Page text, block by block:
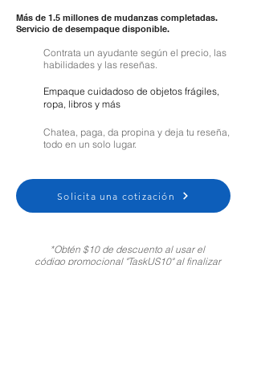
Más de 1.5 millones de mudanzas completadas.
Servicio de desempaque disponible.
Contrata un ayudante según el precio, las
habilidades y las reseñas.
Empaque cuidadoso de objetos frágiles,
ropa, libros y más
Chatea, paga, da propina y deja tu reseña,
todo en un solo lugar.
Solicita una cotización
*Obtén $10 de descuento al usar el
código promocional "TaskUS10" al finalizar